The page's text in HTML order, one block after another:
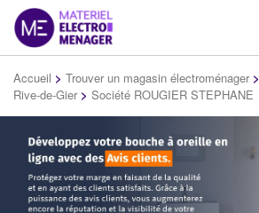
Accueil > Trouver un magasin électroménager >
Rive-de-Gier > Société ROUGIER STEPHANE